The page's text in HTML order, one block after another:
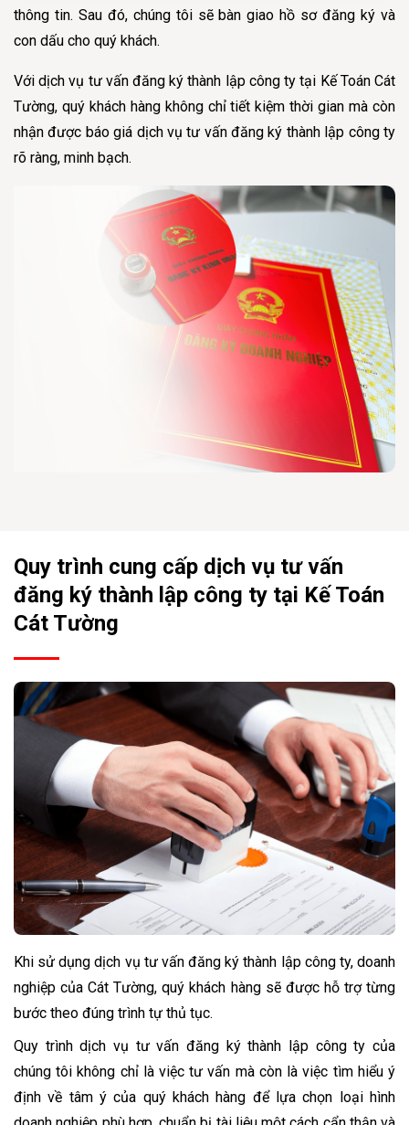
thông tin. Sau đó, chúng tôi sẽ bàn giao hồ sơ đăng ký và
con dấu cho quý khách.
Với dịch vụ tư vấn đăng ký thành lập công ty tại Kế Toán Cát
Tường, quý khách hàng không chỉ tiết kiệm thời gian mà còn
nhận được báo giá dịch vụ tư vấn đăng ký thành lập công ty
rõ ràng, minh bạch.
Quy trình cung cấp dịch vụ tư vấn
đăng ký thành lập công ty tại Kế Toán
Cát Tường
Khi sử dụng dịch vụ tư vấn đăng ký thành lập công ty, doanh
nghiệp của Cát Tường, quý khách hàng sẽ được hỗ trợ từng
bước theo đúng trình tự thủ tục.
Quy trình dịch vụ tư vấn đăng ký thành lập công ty của
chúng tôi không chỉ là việc tư vấn mà còn là việc tìm hiểu ý
định về tâm ý của quý khách hàng để lựa chọn loại hình